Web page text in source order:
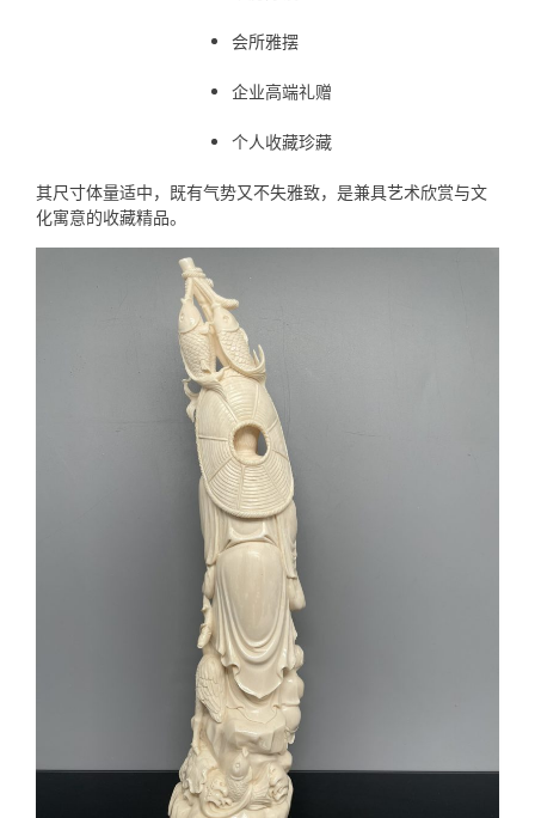
会所雅摆
企业高端礼赠
个人收藏珍藏
其尺寸体量适中，既有气势又不失雅致，是兼具艺术欣赏与文
化寓意的收藏精品。